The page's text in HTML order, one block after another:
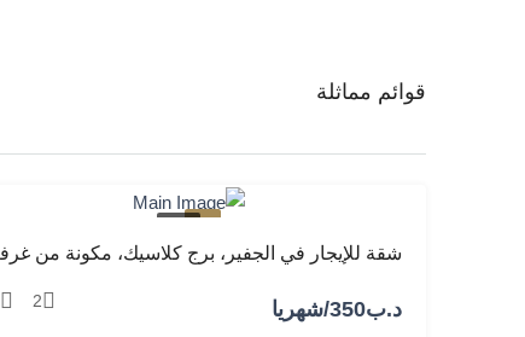
قوائم مماثلة
مميز
د.ب‎350/شهريا 2